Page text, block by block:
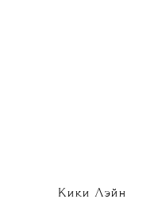
Кики Лэйн